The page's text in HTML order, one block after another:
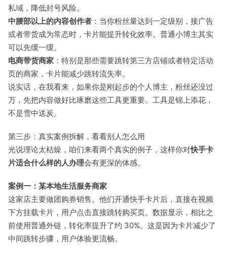
私域，降低封号风险。
中腰部以上的内容创作者 ：当你粉丝量达到一定级别，接广告
或者带货成为常态时，卡片能提升转化效率。普通小博主其实
可以先缓一缓。
电商带货商家 ：特别是那些需要跳转第三方店铺或者特定活动
页的商家，卡片能减少跳转流失率。
说实话，在我看来，如果你是刚起步的个人博主，粉丝还没过
万，先把内容做好比琢磨这些工具更重要。工具是锦上添花，
不是雪中送炭。
第三步：真实案例拆解，看看别人怎么用
光说理论太枯燥，咱们来看两个真实的例子，这样你对快手卡
片适合什么样的人办理会有更深的体感。
案例一：某本地生活服务商家
这家店主要做团购券销售。他们开通快手卡片后，直接在视频
下方挂载卡片，用户点击直接跳转购买页。数据显示，相比之
前使用普通外链，转化率提升了约 30%。这是因为卡片减少了
中间跳转步骤，用户体验更流畅。